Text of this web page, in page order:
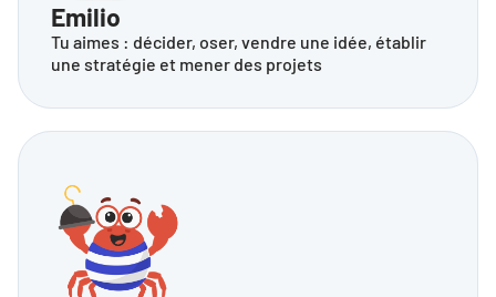
Emilio
Tu aimes : décider, oser, vendre une idée, établir
une stratégie et mener des projets